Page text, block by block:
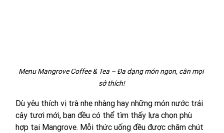
Menu Mangrove Coffee & Tea – Đa dạng món ngon, cân mọi
sở thích!
Dù yêu thích vị trà nhẹ nhàng hay những món nước trái
cây tươi mới, bạn đều có thể tìm thấy lựa chọn phù
hợp tại Mangrove. Mỗi thức uống đều được chăm chút